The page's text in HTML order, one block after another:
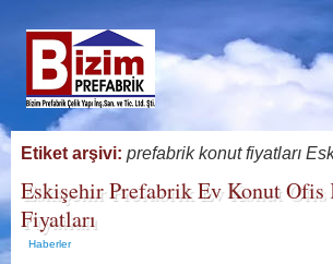
Etiket arşivi: prefabrik konut fiyatları
Eskişehir Prefabrik Ev Konut Ofis
Fiyatları
Haberler